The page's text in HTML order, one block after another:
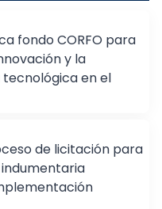
fondo CORFO para
y la
en el
de licitación para